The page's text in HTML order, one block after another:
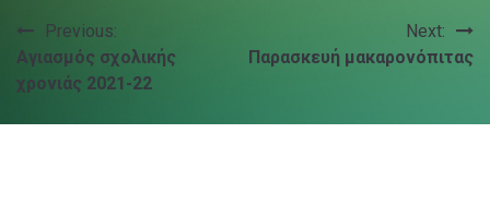
Πλοήγηση
άρθρων
Previous:
Αγιασμός σχολικής
χρονιάς 2021-22
Next:
Παρασκευή μακαρονόπιτας